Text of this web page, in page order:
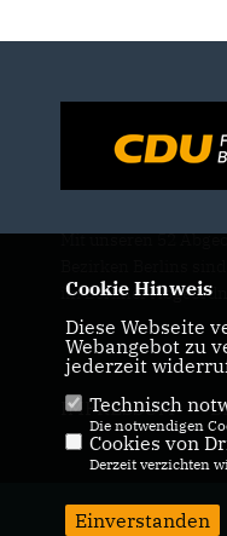
Mit unseren 52
im Berliner
IMPRESSUM
Cookie Hinweis
Diese Webseite
Webangebot zu
jederzeit
Technisch
Die notwendigen
Cookies von
Derzeit verzichten
Einverstanden